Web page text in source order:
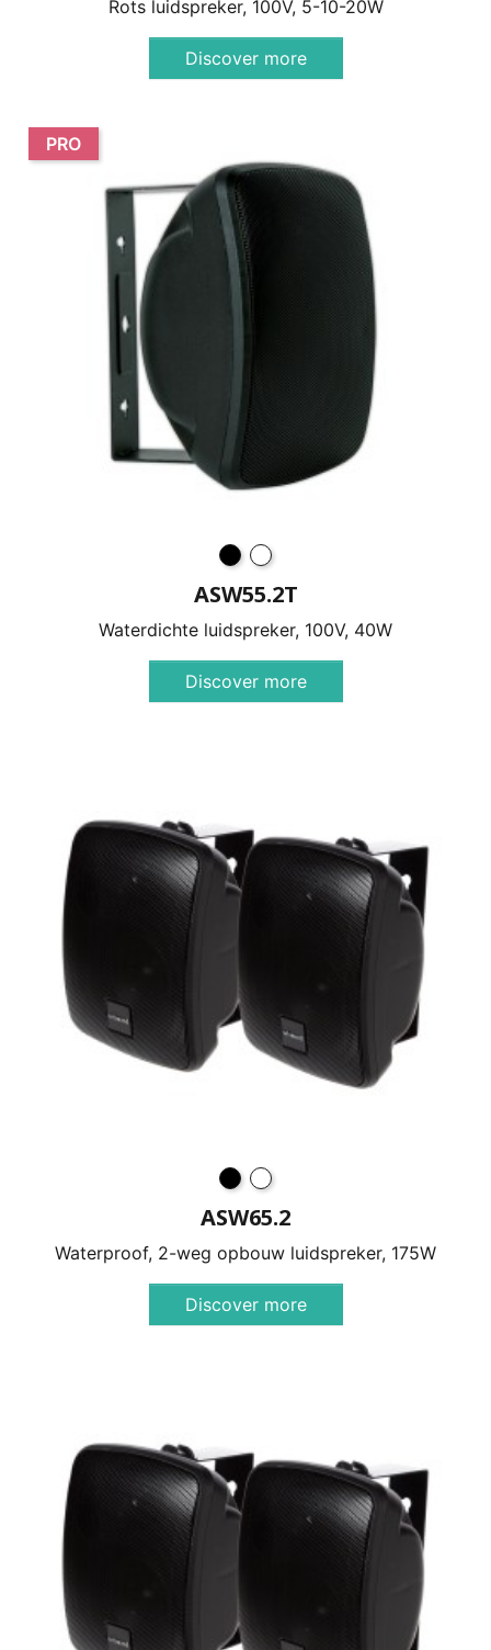
Rots luidspreker, 100V, 5-10-20W
Discover more
ASW55.2T
Waterdichte luidspreker, 100V, 40W
Discover more
PRO
ASW65.2
Waterproof, 2-weg opbouw luidspreker, 175W
Discover more